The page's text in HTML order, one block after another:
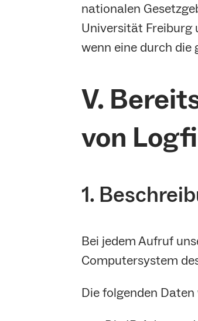
nationalen
Universität Freiburg
wenn eine durch
V.
von
1.
Bei jedem Aufruf
Computersystem
Die folgenden